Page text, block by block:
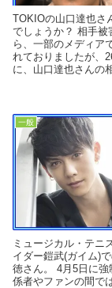
TOKIOの山口達也さ
でしょうか？ 相手被
ら、一部のメディア
れておりましたが、
に、山口達也さんの
一般
ミュージカル・テニ
イダー鎧武(ガイム)
徳さん。 4月5日に
係者やファンの間で